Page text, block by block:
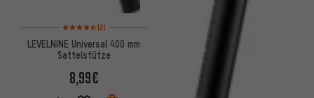
Bewertungen: 4,5 von 5 basierend auf 2 Bewertungen
(2)
LEVELNINE Universal 400 mm
Sattelstütze
8,99€